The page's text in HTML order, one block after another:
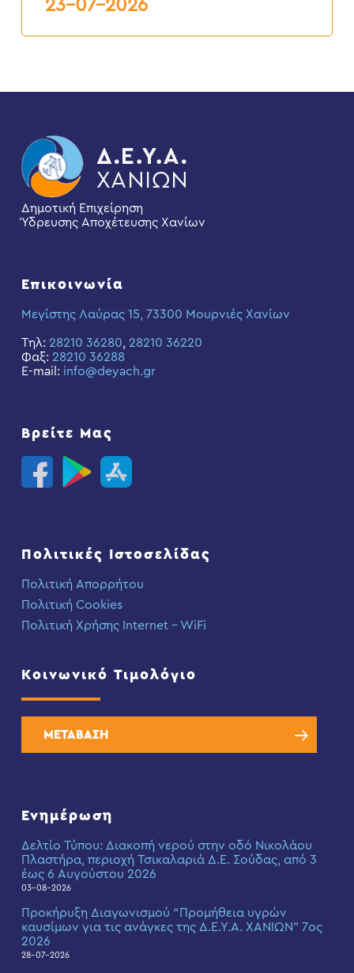
23-07-2026
Δημοτική Επιχείρηση
Ύδρευσης Αποχέτευσης Χανίων
Επικοινωνία
Μεγίστης Λαύρας 15, 73300 Μουρνιές Χανίων
Τηλ: 28210 36280, 28210 36220
Φαξ: 28210 36288
E-mail: info@deyach.gr
Βρείτε Μας
Πολιτικές Ιστοσελίδας
Πολιτική Απορρήτου
Πολιτική Cookies
Πολιτική Χρήσης Internet – WiFi
Κοινωνικό Τιμολόγιο
ΜΕΤΑΒΑΣΗ
Ενημέρωση
Δελτίο Τύπου: Διακοπή νερού στην οδό Νικολάου
Πλαστήρα, περιοχή Τσικαλαριά Δ.Ε. Σούδας, από 3
έως 6 Αυγούστου 2026
03-08-2026
Προκήρυξη Διαγωνισμού “Προμήθεια υγρών
καυσίμων για τις ανάγκες της Δ.Ε.Υ.Α. ΧΑΝΙΩΝ” 7ος
2026
28-07-2026